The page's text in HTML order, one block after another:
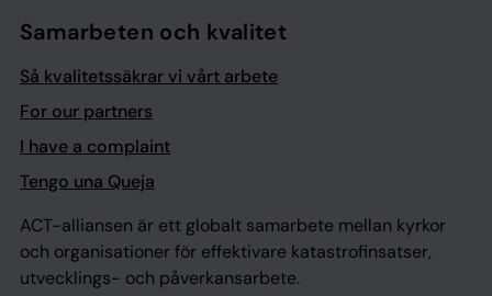
Samarbeten och kvalitet
Så kvalitetssäkrar vi vårt arbete
For our partners
I have a complaint
Tengo una Queja
ACT-alliansen är ett globalt samarbete mellan kyrkor
och organisationer för effektivare katastrofinsatser,
utvecklings- och påverkansarbete.